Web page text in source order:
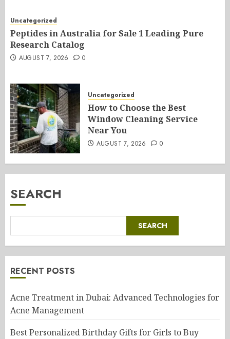
Uncategorized
Peptides in Australia for Sale 1 Leading Pure
Research Catalog
AUGUST 7, 2026 0
Uncategorized
How to Choose the Best
Window Cleaning Service
Near You
AUGUST 7, 2026 0
SEARCH
SEARCH
RECENT POSTS
Acne Treatment in Dubai: Advanced Technologies for
Acne Management
Best Personalized Birthday Gifts for Girls to Buy